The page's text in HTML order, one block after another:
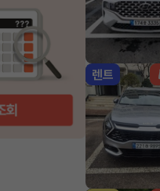
렌트